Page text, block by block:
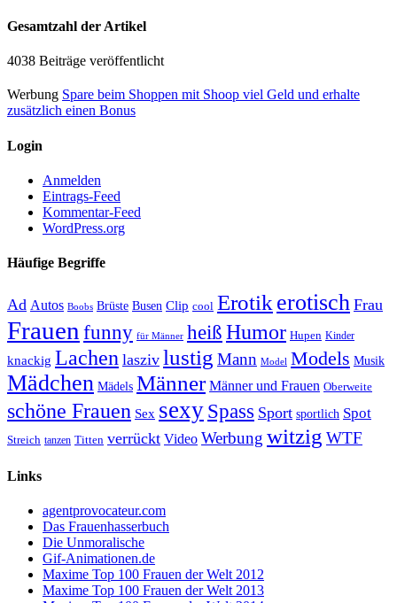
Gesamtzahl der Artikel
4038 Beiträge veröffentlicht
Werbung Spare beim Shoppen mit Shoop viel Geld und erhalte
zusätzlich einen Bonus
Login
Anmelden
Eintrags-Feed
Kommentar-Feed
WordPress.org
Häufige Begriffe
Ad Autos Boobs Brüste Busen Clip cool Erotik erotisch Frau
Frauen funny für Männer heiß Humor Hupen Kinder
knackig Lachen lasziv lustig Mann Model Models Musik
Mädchen Mädels Männer Männer und Frauen Oberweite
schöne Frauen Sex sexy Spass Sport sportlich Spot
Streich tanzen Titten verrückt Video Werbung witzig WTF
Links
agentprovocateur.com
Das Frauenhasserbuch
Die Unmoralische
Gif-Animationen.de
Maxime Top 100 Frauen der Welt 2012
Maxime Top 100 Frauen der Welt 2013